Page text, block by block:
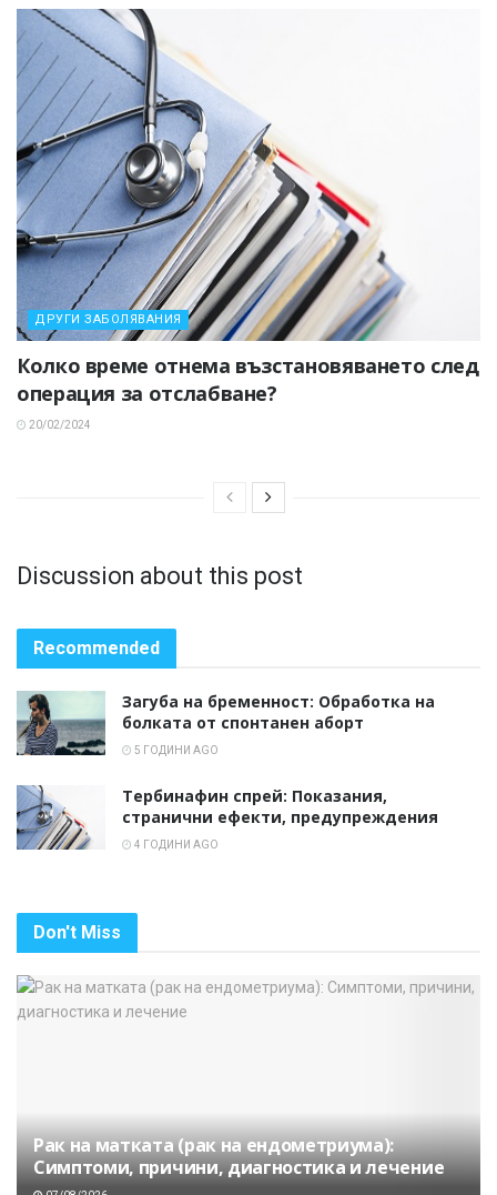
ДРУГИ ЗАБОЛЯВАНИЯ
Колко време отнема възстановяването след
операция за отслабване?
20/02/2024
Discussion about this post
Recommended
Загуба на бременност: Обработка на
болката от спонтанен аборт
5 ГОДИНИ AGO
Тербинафин спрей: Показания,
странични ефекти, предупреждения
4 ГОДИНИ AGO
Don't Miss
Рак на матката (рак на ендометриума):
Симптоми, причини, диагностика и лечение